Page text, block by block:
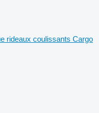
rideaux coulissants Cargo